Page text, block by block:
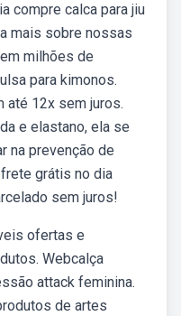
compre calca para jiu
mais sobre nossas
milhões de
para kimonos.
até 12x sem juros.
e elastano, ela se
na prevenção de
grátis no dia
sem juros!
ofertas e
Webcalça
attack feminina.
de artes